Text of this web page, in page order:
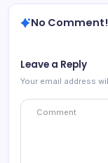
No
Leave a Reply
Your email address